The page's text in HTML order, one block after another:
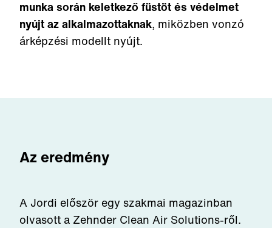
munka során keletkező füstöt és védelmet
nyújt az alkalmazottaknak, miközben vonzó
árképzési modellt nyújt.
Az eredmény
A Jordi először egy szakmai magazinban
olvasott a Zehnder Clean Air Solutions-ről.